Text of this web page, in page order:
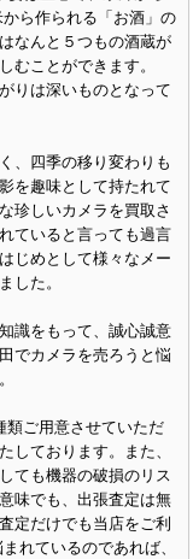
ら作られる「お酒」の
なんと５つもの酒蔵が
むことができます。
りは深いものとなって
、四季の移り変わりも
を趣味として持たれて
珍しいカメラを買取さ
ていると言っても過言
じめとして様々なメー
した。
識をもって、誠心誠意
でカメラを売ろうと悩
類ご用意させていただ
しております。また、
ても機器の破損のリス
味でも、出張査定は無
定だけでも当店をご利
れているのであれば、